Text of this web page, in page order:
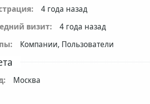
4 года назад
визит:
4 года назад
Компании, Пользователи
Москва